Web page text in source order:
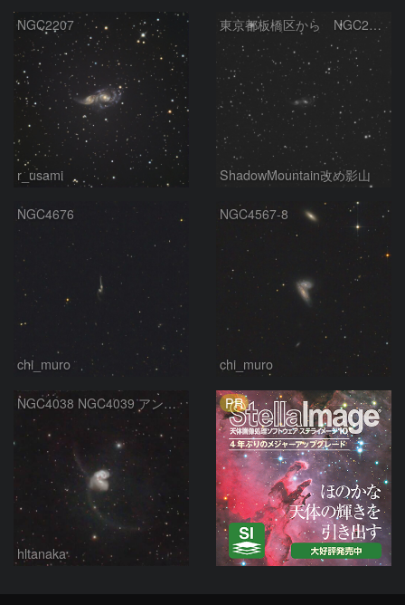
NGC2207
r_usami
東京都板橋区から NGC2207 相互作用銀河
ShadowMountain改め影山
NGC4676
chi_muro
NGC4567-8
chi_muro
NGC4038 NGC4039 アンテナ銀河 からす座
hltanaka
PR